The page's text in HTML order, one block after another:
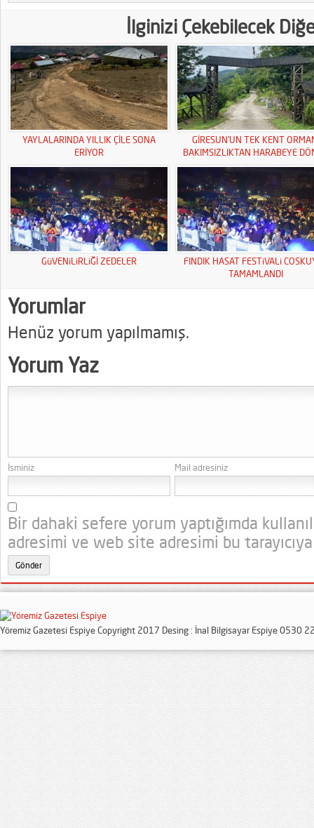
İlginizi Çekebilecek
YAYLALARINDA YILLIK ÇİLE SONA
ERİYOR
GİRESUN’UN TEK KENT
BAKIMSIZLIKTAN HARABEYE
GüVENiLiRLiĞİ ZEDELER
FINDIK HASAT FESTiVALi
TAMAMLANDI
Yorumlar
Henüz yorum yapılmamış.
Yorum Yaz
İsminiz Mail adresiniz
Bir dahaki sefere yorum yaptığımda
adresimi ve web site adresimi bu
Yöremiz Gazetesi Espiye Copyright 2017 Desing : İnal Bilgisayar Espiye 0530